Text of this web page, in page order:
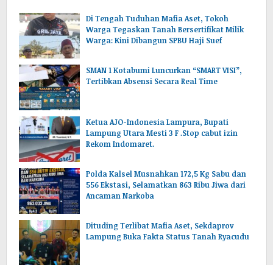
Di Tengah Tuduhan Mafia Aset, Tokoh
Warga Tegaskan Tanah Bersertifikat Milik
Warga: Kini Dibangun SPBU Haji Suef
SMAN 1 Kotabumi Luncurkan “SMART VISI”,
Tertibkan Absensi Secara Real Time
Ketua AJO-Indonesia Lampura, Bupati
Lampung Utara Mesti 3 F .Stop cabut izin
Rekom Indomaret.
Polda Kalsel Musnahkan 172,5 Kg Sabu dan
556 Ekstasi, Selamatkan 863 Ribu Jiwa dari
Ancaman Narkoba
Dituding Terlibat Mafia Aset, Sekdaprov
Lampung Buka Fakta Status Tanah Ryacudu